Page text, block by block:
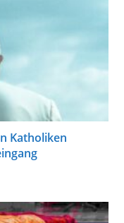
Katholiken